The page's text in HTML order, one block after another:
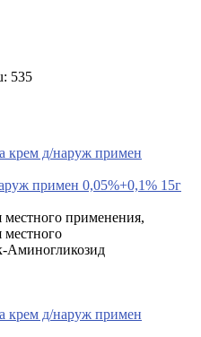
535
примен 0,05%+0,1% 15г
местного применения,
местного
Аминогликозид